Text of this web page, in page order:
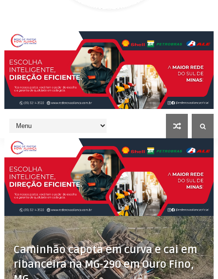
Caminhão capota em curva e cai em
ribanceira na MG-290 em Ouro Fino,